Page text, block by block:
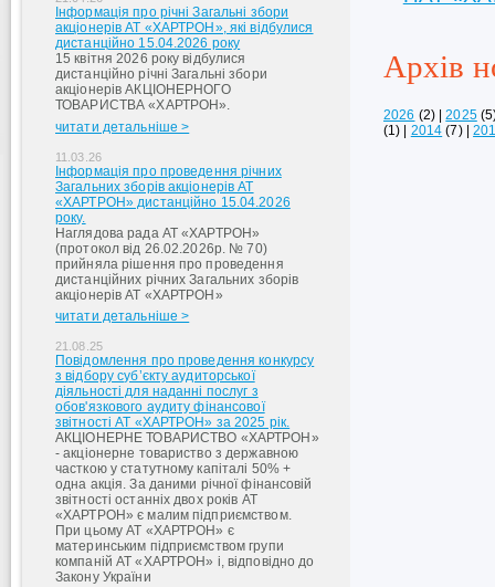
Інформація про річні Загальні збори
акціонерів АТ «ХАРТРОН», які відбулися
дистанційно 15.04.2026 року
15 квітня 2026 року відбулися
дистанційно річні Загальні збори
акціонерів АКЦІОНЕРНОГО
ТОВАРИСТВА «ХАРТРОН».
читати детальніше >
11.03.26
Інформація про проведення річних
Загальних зборів акціонерів АТ
«ХАРТРОН» дистанційно 15.04.2026
року.
Наглядова рада АТ «ХАРТРОН»
(протокол від 26.02.2026р. № 70)
прийняла рішення про проведення
дистанційних річних Загальних зборів
акціонерів АТ «ХАРТРОН»
читати детальніше >
21.08.25
Повідомлення про проведення конкурсу
з відбору суб’єкту аудиторської
діяльності для наданні послуг з
обов'язкового аудиту фінансової
звітності АТ «ХАРТРОН» за 2025 рік.
АКЦІОНЕРНЕ ТОВАРИСТВО «ХАРТРОН»
- акціонерне товариство з державною
часткою у статутному капіталі 50% +
одна акція. За даними річної фінансовій
звітності останніх двох років АТ
«ХАРТРОН» є малим підприємством.
При цьому АТ «ХАРТРОН» є
материнським підприємством групи
компаній АТ «ХАРТРОН» і, відповідно до
Закону України
Архів
2026 (2) |2025
(1)
2014 (7) |